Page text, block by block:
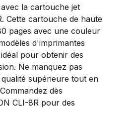
la cartouche jet
Cette cartouche de haute
pages avec une couleur
d'imprimantes
pour obtenir des
Ne manquez pas
supérieure tout en
dès
CLI-8R pour des